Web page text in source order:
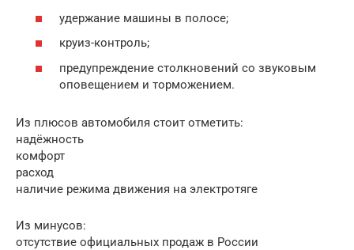
удержание машины в полосе;
круиз-контроль;
предупреждение столкновений со звуковым
оповещением и торможением.
Из плюсов автомобиля стоит отметить:
надёжность
комфорт
расход
наличие режима движения на электротяге
Из минусов:
отсутствие официальных продаж в России